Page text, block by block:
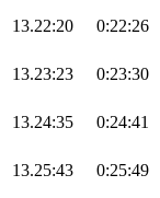
13.22:20 0:22:26
13.23:23 0:23:30
13.24:35 0:24:41
13.25:43 0:25:49